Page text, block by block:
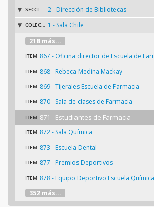
SECCIÓN 2 - Dirección de Bibliotecas
COLECCIÓN 1 - Sala Chile
218 más...
ITEM 867 - Oficina director de Escuela de
ITEM 868 - Rebeca Medina Mackay
ITEM 869 - Tijerales Escuela de Farmacia
ITEM 870 - Sala de clases de Farmacia
ITEM 871 - Estudiantes de Farmacia
ITEM 872 - Sala Química
ITEM 873 - Escuela Dental
ITEM 877 - Premios Deportivos
ITEM 878 - Equipo Deportivo Escuela
352 más...